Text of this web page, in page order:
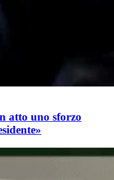
atto uno sforzo